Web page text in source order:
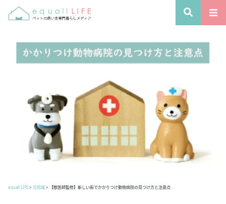
equall LIFE> 豆知識> 【獣医師監修】新しい街でかかりつけ動物病院の見つけ方と注意点